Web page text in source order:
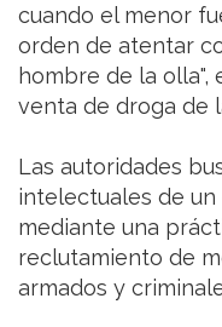
cuando el menor
orden de atentar
hombre de la olla",
venta de droga de
Las autoridades
intelectuales de
mediante una
reclutamiento de
armados y